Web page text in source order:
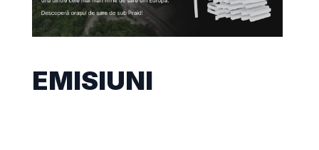
EMISIUNI